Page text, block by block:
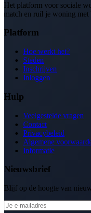
Het platform voor sociale
match en ruil je woning met
Platform
Hoe werkt het?
Steden
Inschrijven
Inloggen
Hulp
Veelgestelde vragen
Contact
Privacybeleid
Algemene
Informatie
Nieuwsbrief
Blijf op de hoogte van